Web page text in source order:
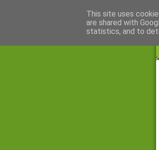
This site uses
are shared with
statistics, and to